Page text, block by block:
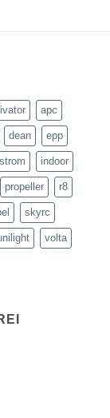
apc
dean epp
indoor
propeller r8
skyrc
volta